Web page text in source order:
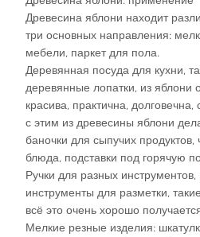
Древесина яблони находит
три основных направления:
мебели, паркет для пола.
Деревянная посуда для кухни,
деревянные лопатки, из
красива, практична,
с этим из древесины яблони
баночки для сыпучих продуктов,
блюда, подставки под горячую
Ручки для разных
инструменты для разметки,
всё это очень хорошо
Мелкие резные изделия: